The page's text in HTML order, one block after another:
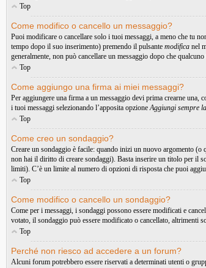
Top
Come modifico o cancello un messaggio?
Puoi modificare o cancellare solo i tuoi messaggi, a meno che tu
tempo dopo il suo inserimento) premendo il pulsante modifica nel
generalmente, non può cancellare un messaggio dopo che
Top
Come aggiungo una firma ai miei messaggi?
Per aggiungere una firma a un messaggio devi prima crearne
i tuoi messaggi selezionando l’apposita opzioneAggiungi sempre
Top
Come creo un sondaggio?
Creare un sondaggio è facile: quando inizi un nuovo argomento
non hai il diritto di creare sondaggi). Basta inserire un titolo per il
limiti). C’è un limite al numero di opzioni di risposta che puoi
Top
Come modifico o cancello un sondaggio?
Come per i messaggi, i sondaggi possono essere modificati e
votato, il sondaggio può essere modificato o cancellato, altrimenti
Top
Perché non riesco ad accedere a un forum?
Alcuni forum potrebbero essere riservati a determinati utenti o